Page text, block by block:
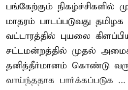
பங்கேற்கும் நிகழ்ச்சிகளில்
மாதரம் பாடப்படுவது
வட்டாரத்தில் புயலை
சட்டமன்றத்தில் முதல்
தனித்தீர்மானம் கொண்டு
வாய்ந்ததாக பார்க்கப்படுக ...